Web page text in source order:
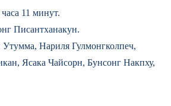
11 минут.
Писантханакун.
Нариля Гулмонгколпеч,
Ясака Чайсорн, Бунсонг Накпху,